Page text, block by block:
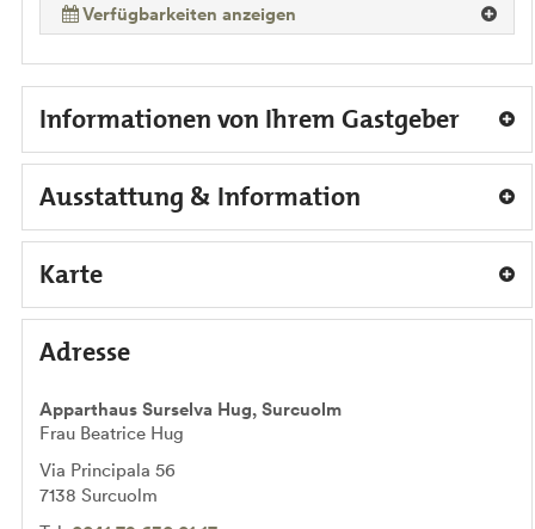
Verfügbarkeiten anzeigen
Informationen von Ihrem Gastgeber
Ausstattung & Information
Karte
Adresse
Apparthaus Surselva Hug, Surcuolm
Frau Beatrice Hug
Via Principala 56
7138 Surcuolm